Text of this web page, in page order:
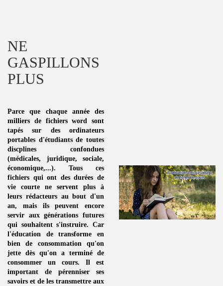
NE
GASPILLONS
PLUS
Parce que chaque année des
milliers de fichiers word sont
tapés sur des ordinateurs
portables d'étudiants de toutes
discplines confondues
(médicales, juridique, sociale,
économique,...). Tous ces
fichiers qui ont des durées de
vie courte ne servent plus à
leurs rédacteurs au bout d'un
an, mais ils peuvent encore
servir aux générations futures
qui souhaitent s'instruire. Car
l'éducation de transforme en
bien de consommation qu'on
jette dès qu'on a terminé de
consommer un cours. Il est
important de pérenniser ses
savoirs et de les transmettre aux